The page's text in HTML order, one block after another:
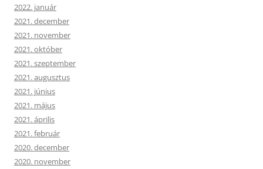
2022. január
2021. december
2021. november
2021. október
2021. szeptember
2021. augusztus
2021. június
2021. május
2021. április
2021. február
2020. december
2020. november